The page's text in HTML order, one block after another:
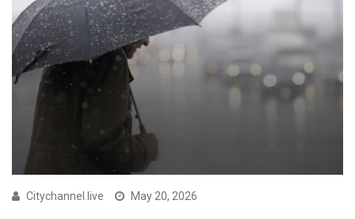
Citychannel.live May 20, 2026